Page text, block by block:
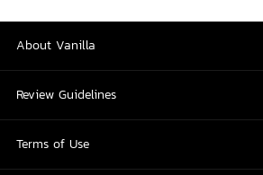
About Vanilla
Review Guidelines
Terms of Use